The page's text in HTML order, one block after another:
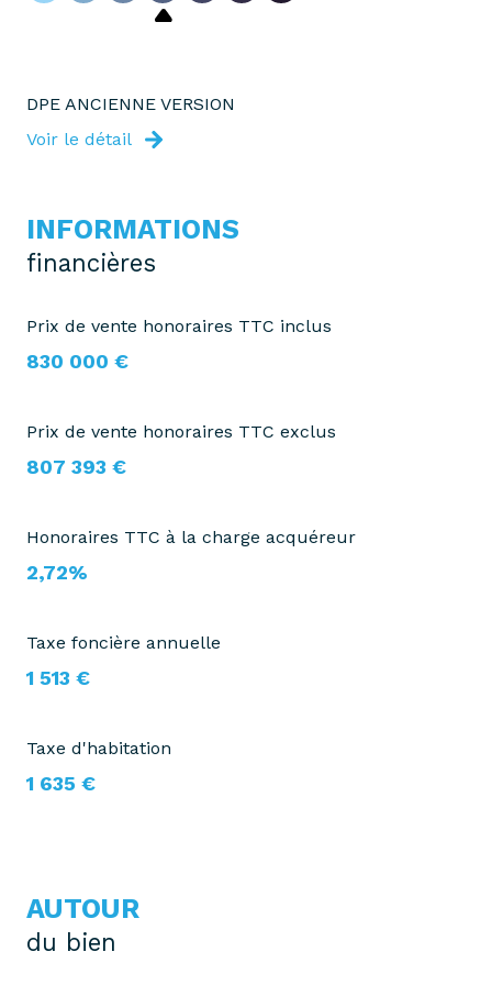
interphone
DPE ANCIENNE VERSION
Voir le détail
INFORMATIONS
financières
Prix de vente honoraires TTC inclus
830 000 €
Prix de vente honoraires TTC exclus
807 393 €
Honoraires TTC à la charge acquéreur
2,72%
Taxe foncière annuelle
1 513 €
Taxe d'habitation
1 635 €
AUTOUR
du bien